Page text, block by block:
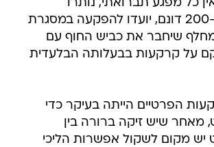
כל מפגע תברואתי, נותרו
כשטחים פתוחים ולא נכללו בתוכנית; וחלקן האחר, בשטח של כ-200 דונם, יועדו להפקעה במסגרת
שיחבר את כביש החוף עם
על קרקעות בבעלותה הבלעדית
הפרטיים הייתה בעיקר כדי
מאחר שיש זיקה ברורה בין
מקום לשקול אפשרות הליכי